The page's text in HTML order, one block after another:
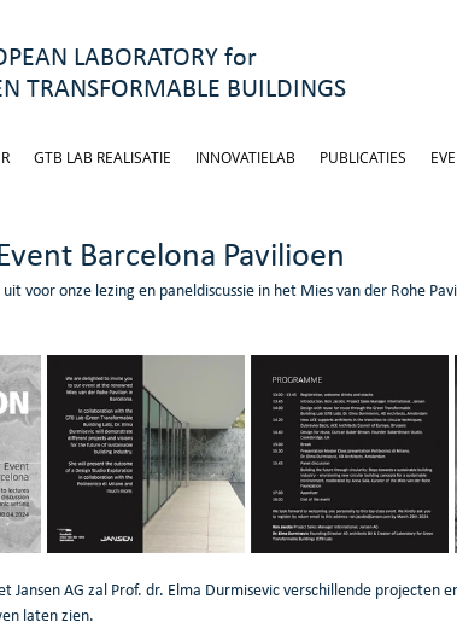
LABORATORY for
TRANSFORMABLE BUILDINGS
GTB LAB REALISATIE INNOVATIELAB PUBLICATIES
Barcelona Pavilioen
voor onze lezing en paneldiscussie in het Mies van der Rohe
Jansen AG zal Prof. dr. Elma Durmisevic verschillende projecten
laten zien.